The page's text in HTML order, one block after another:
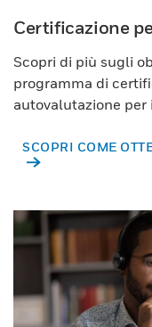
Certificazione
Scopri di più sugli
programma di
autovalutazione per
SCOPRI COME